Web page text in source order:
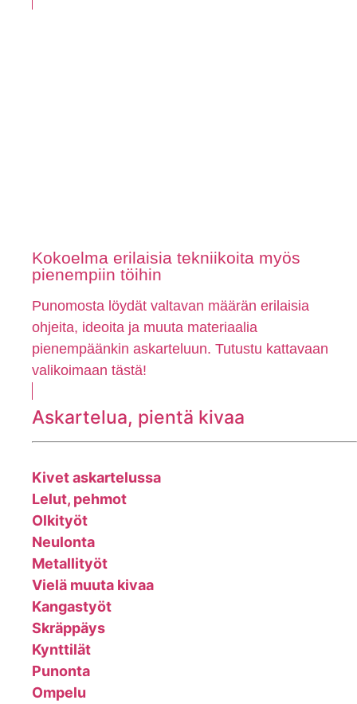
Kokoelma erilaisia tekniikoita myös
pienempiin töihin
Punomosta löydät valtavan määrän erilaisia
ohjeita, ideoita ja muuta materiaalia
pienempäänkin askarteluun. Tutustu kattavaan
valikoimaan tästä!
Askartelua, pientä kivaa
Kivet askartelussa
Lelut, pehmot
Olkityöt
Neulonta
Metallityöt
Vielä muuta kivaa
Kangastyöt
Skräppäys
Kynttilät
Punonta
Ompelu